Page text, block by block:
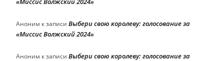
Аноним к записи Выбери свою королеву: голосование за
«Миссис Волжский 2024»
Аноним к записи Выбери свою королеву: голосование за